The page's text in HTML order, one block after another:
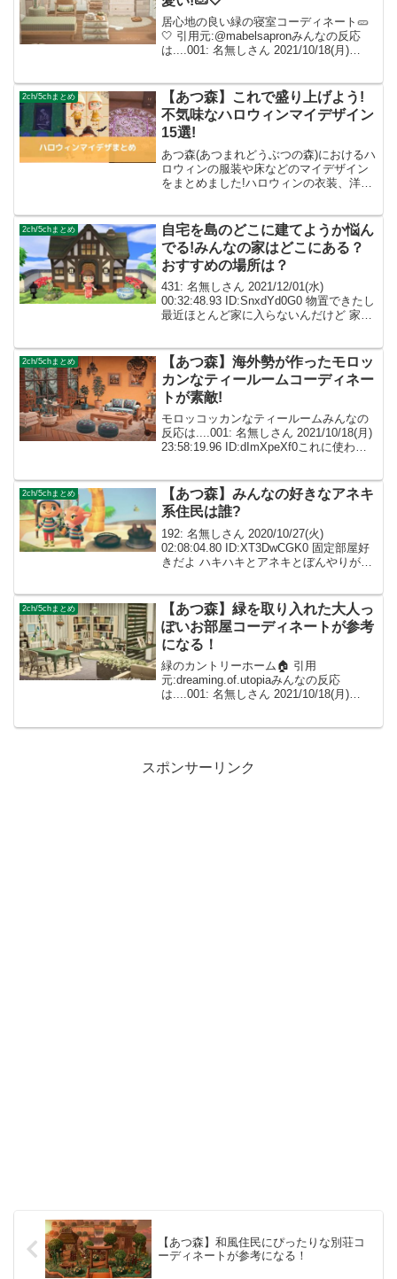
居心地の良い緑の寝室コーディネート🥒
🤍 引用元:@mabelsapronみんなの反応
は....001: 名無しさん 2021/10/18(月)
2ch/5chまとめ
【あつ森】これで盛り上げよう!
不気味なハロウィンマイデザイン
15選!
あつ森(あつまれどうぶつの森)におけるハ
ロウィンの服装や床などのマイデザイン
をまとめました!ハロウィンの衣装、洋服
元:@Azazel156ドレスマイデザ...
2ch/5chまとめ
自宅を島のどこに建てようか悩ん
でる!みんなの家はどこにある？
おすすめの場所は？
431: 名無しさん 2021/12/01(水)
00:32:48.93 ID:SnxdYd0G0 物置できたし
最近ほとんど家に入らないんだけど 家に
たけど今まで散...
2ch/5chまとめ
【あつ森】海外勢が作ったモロッ
カンなティールームコーディネー
トが素敵!
モロッコッカンなティールームみんなの
反応は....001: 名無しさん 2021/10/18(月)
23:58:19.96 ID:dImXpeXf0これに使われ
2ch/5chまとめ
【あつ森】みんなの好きなアネキ
系住民は誰?
192: 名無しさん 2020/10/27(火)
02:08:04.80 ID:XT3DwCGK0 固定部屋好
きだよ ハキハキとアネキとぼんやりが残
2ch/5chまとめ
【あつ森】緑を取り入れた大人っ
ぽいお部屋コーディネートが参考
になる！
緑のカントリーホーム🏠 引用
元:dreaming.of.utopiaみんなの反応
は....001: 名無しさん 2021/10/18(月)
スポンサーリンク
【あつ森】和風住民にぴったりな別荘コ
ーディネートが参考になる！